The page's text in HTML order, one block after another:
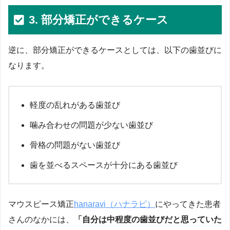
3. 部分矯正ができるケース
逆に、部分矯正ができるケースとしては、以下の歯並びに
なります。
軽度の乱れがある歯並び
噛み合わせの問題が少ない歯並び
骨格の問題がない歯並び
歯を並べるスペースが十分にある歯並び
マウスピース矯正hanaravi（ハナラビ） にやってきた患者
さんのなかには、
「自分は中程度の歯並びだと思っていた